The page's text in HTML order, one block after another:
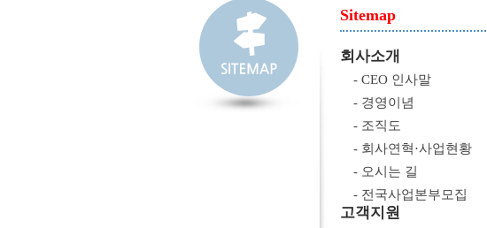
Sitemap
회사소개
- CEO 인사말
- 경영이념
- 조직도
- 회사연혁·사업현황
- 오시는 길
- 전국사업본부모집
고객지원